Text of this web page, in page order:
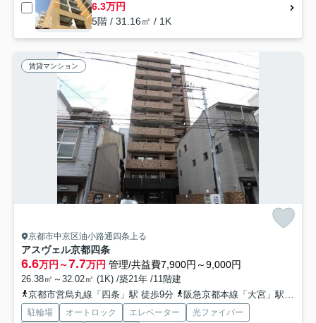
6.3万円
5階 / 31.16㎡ / 1K
賃貸マンション
京都市中京区油小路通四条上る
アスヴェル京都四条
6.6万円～7.7万円 管理/共益費7,900円～9,000円
26.38㎡～32.02㎡ (1K) /築21年 /11階建
京都市営烏丸線「四条」駅 徒歩9分
阪急京都本線「大宮」駅 徒歩7分
駐輪場 オートロック エレベーター
光ファイバー